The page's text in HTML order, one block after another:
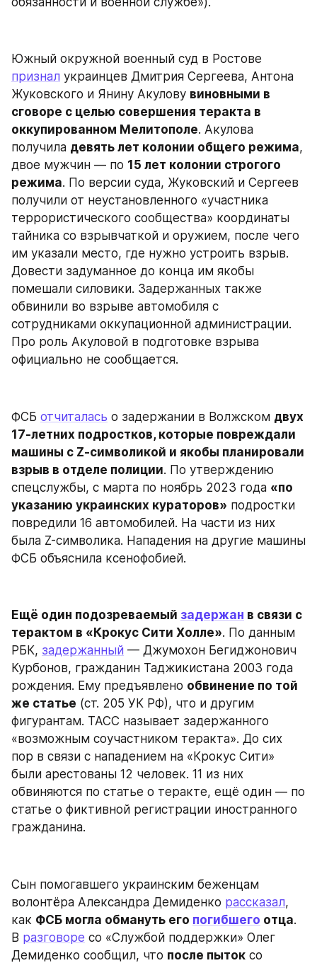
признал украинцев Дмитрия Сергеева, Антона
Жуковского и Янину Акулову виновными в
сговоре с целью совершения теракта в
оккупированном Мелитополе. Акулова
получила девять лет колонии общего режима,
двое мужчин — по 15 лет колонии строгого
режима. По версии суда, Жуковский и Сергеев
получили от неустановленного «участника
террористического сообщества» координаты
тайника со взрывчаткой и оружием, после чего
им указали место, где нужно устроить взрыв.
Довести задуманное до конца им якобы
помешали силовики. Задержанных также
обвинили во взрыве автомобиля с
сотрудниками оккупационной администрации.
Про роль Акуловой в подготовке взрыва
официально не сообщается.
ФСБ отчиталась о задержании в Волжском двух
17-летних подростков, которые повреждали
машины с Z‑символикой и якобы планировали
взрыв в отделе полиции. По утверждению
спецслужбы, с марта по ноябрь 2023 года «по
указанию украинских кураторов» подростки
повредили 16 автомобилей. На части из них
была Z-символика. Нападения на другие машины
ФСБ объяснила ксенофобией.
Ещё один подозреваемый задержан в связи с
терактом в «Крокус Сити Холле». По данным
РБК, задержанный — Джумохон Бегиджонович
Курбонов, гражданин Таджикистана 2003 года
рождения. Ему предъявлено обвинение по той
же статье (ст. 205 УК РФ), что и другим
фигурантам. ТАСС называет задержанного
«возможным соучастником теракта». До сих
пор в связи с нападением на «Крокус Сити»
были арестованы 12 человек. 11 из них
обвиняются по статье о теракте, ещё один — по
статье о фиктивной регистрации иностранного
гражданина.
Сын помогавшего украинским беженцам
волонтёра Александра Демиденко рассказал,
как ФСБ могла обмануть его погибшего отца.
В разговоре со «Службой поддержки» Олег
Демиденко сообщил, что после пыток со